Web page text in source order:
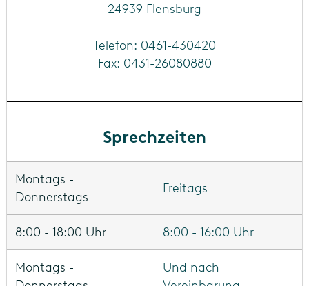
24939 Flensburg
Telefon: 0461-430420
Fax: 0431-26080880
Sprechzeiten
Freitags
8:00 - 16:00 Uhr
Und nach